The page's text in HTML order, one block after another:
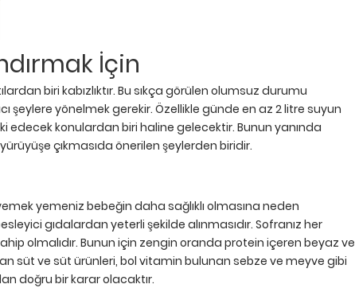
İçin
biri kabızlıktır. Bu sıkça görülen olumsuz durumu
şeylere yönelmek gerekir. Özellikle günde en az 2 litre suyun
edecek konulardan biri haline gelecektir. Bunun yanında
çıkmasıda önerilen şeylerden biridir.
yemeniz bebeğin daha sağlıklı olmasına neden
gıdalardan yeterli şekilde alınmasıdır. Sofranız her
olmalıdır. Bunun için zengin oranda protein içeren beyaz ve
süt ve süt ürünleri, bol vitamin bulunan sebze ve meyve gibi
doğru bir karar olacaktır.